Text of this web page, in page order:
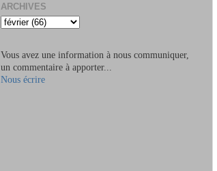
ARCHIVES
Vous avez une information à nous communiquer,
un commentaire à apporter...
Nous écrire